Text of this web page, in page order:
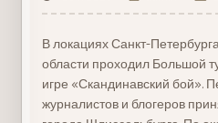
В локациях Санкт-
области проходил Большой
игре «Скандинавский бой».
журналистов и блогеров